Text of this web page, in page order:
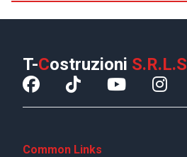
T-Costruzioni S.R.L.S
Common Links